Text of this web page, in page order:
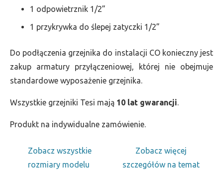
1 odpowietrznik 1/2”
1 przykrywka do ślepej zatyczki 1/2”
Do podłączenia grzejnika do instalacji CO konieczny jest
zakup armatury przyłączeniowej, której nie obejmuje
standardowe wyposażenie grzejnika.
Wszystkie grzejniki Tesi mają 10 lat gwarancji.
Produkt na indywidualne zamówienie.
Zobacz wszystkie
rozmiary modelu
Zobacz więcej
szczegółów na temat